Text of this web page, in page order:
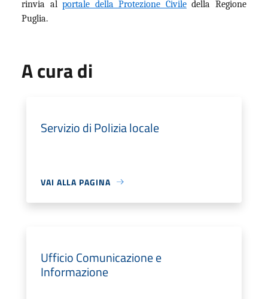
rinvia alportale della Protezione Civiledella Regione
Puglia.
A cura di
Servizio di Polizia locale
VAI ALLA PAGINA
Ufficio Comunicazione e
Informazione